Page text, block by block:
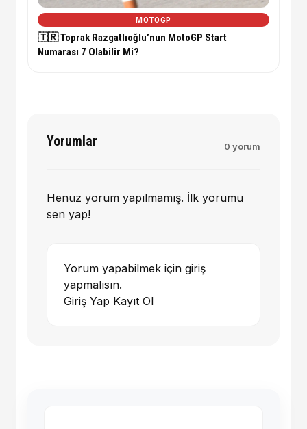
MOTOGP
🇹🇷 Toprak Razgatlıoğlu’nun MotoGP Start
Numarası 7 Olabilir Mi?
Yorumlar 0 yorum
Henüz yorum yapılmamış. İlk yorumu
sen yap!
Yorum yapabilmek için giriş
yapmalısın.
Giriş Yap Kayıt Ol